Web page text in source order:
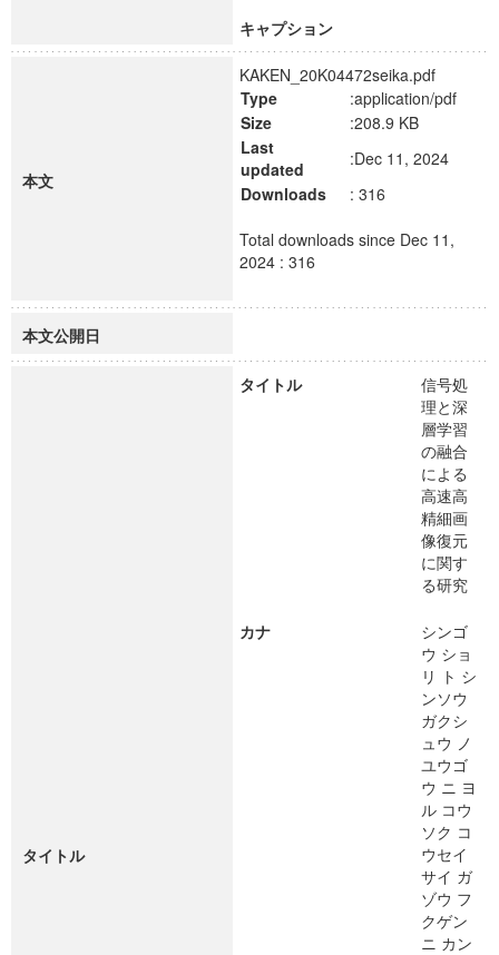
キャプション
本文
KAKEN_20K04472seika.pdf
Type
:application/pdf
Size
:208.9 KB
Last
updated
:Dec 11, 2024
Downloads
: 316
Total downloads since Dec 11,
2024 : 316
本文公開日
タイトル
タイトル
信号処
理と深
層学習
の融合
による
高速高
精細画
像復元
に関す
る研究
カナ
シンゴ
ウ ショ
リ ト シ
ンソウ
ガクシ
ュウ ノ
ユウゴ
ウ ニ ヨ
ル コウ
ソク コ
ウセイ
サイ ガ
ゾウ フ
クゲン
ニ カン